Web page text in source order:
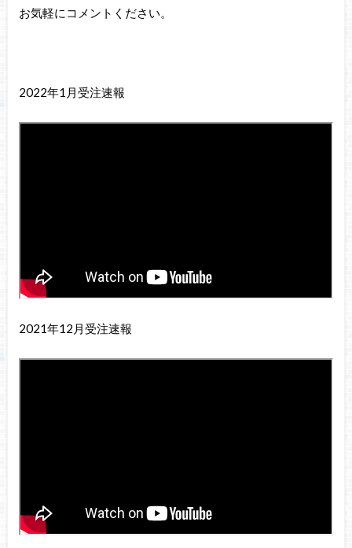
お気軽にコメントください。
2022年1月受注速報
2021年12月受注速報